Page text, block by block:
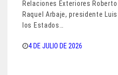
Relaciones Exteriores
Raquel Arbaje, presidente
los Estados…
4 DE JULIO DE 2026